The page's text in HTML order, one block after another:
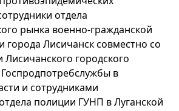
отдела
рынка военно-гражданской
города Лисичанск совместно со
городского
в
и сотрудниками
полиции ГУНП в Луганской